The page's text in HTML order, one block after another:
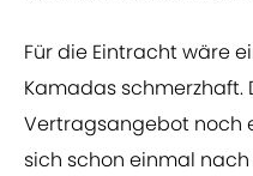
Für die Eintracht wäre
Kamadas schmerzhaft.
Vertragsangebot noch
sich schon einmal